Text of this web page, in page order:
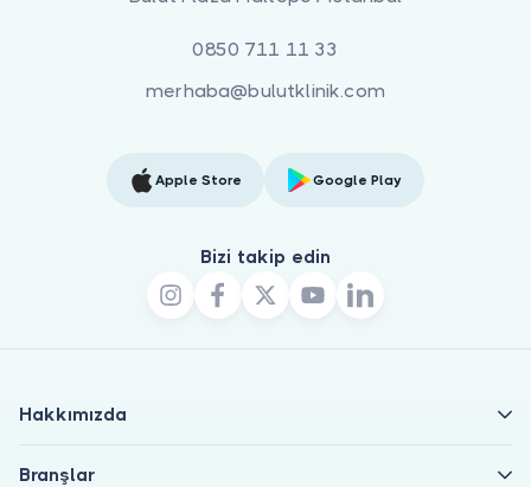
0850 711 11 33
merhaba@bulutklinik.com
Apple Store Google Play
Bizi takip edin
Hakkımızda
Branşlar